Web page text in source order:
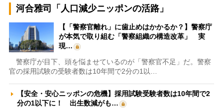
河合雅司「人口減少ニッポンの活路」
【「警察官離れ」に歯止めはかかるか？】警察庁
が本気で取り組む「警察組織の構造改革」 実
現…
警察庁が目下、頭を悩ませているのが「警察官不足」だ。警察
官の採用試験の受験者数は10年間で2分の1以…
【安全・安心ニッポンの危機】採用試験受験者数は10年間で2
分の1以下に！ 出生数減がも…